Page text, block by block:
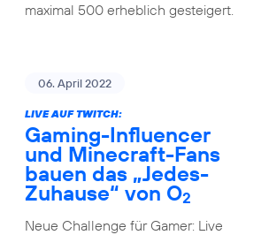
maximal 500 erheblich gesteigert.
06. April 2022
LIVE AUF TWITCH:
Gaming-Influencer
und Minecraft-Fans
bauen das „Jedes-
Zuhause“ von O2
Neue Challenge für Gamer: Live